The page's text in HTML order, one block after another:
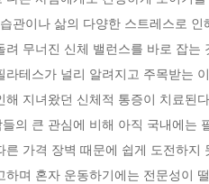
관이나 삶의 다양한 스트레스로
려 무너진 신체 밸런스를 바로 잡
라테스가 널리 알려지고 주목받는
해 지녀왔던 신체적 통증이 치료된
의 큰 관심에 비해 아직 국내에는
른 가격 장벽 때문에 쉽게 도전하
하며 혼자 운동하기에는 전문성이